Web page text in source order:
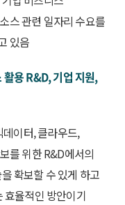
스 관련 일자리 수요를
있음
활용 R&D, 기업 지원,
데이터, 클라우드,
를 위한 R&D에서의
확보할 수 있게 하고
효율적인 방안이기